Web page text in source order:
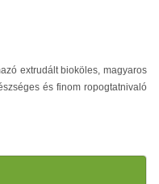
extrudált bioköles, magyaros
és finom ropogtatnivaló